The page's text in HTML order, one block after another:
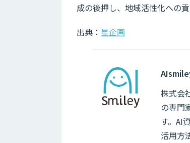
成の後押し、地域活性化への貢
出典： 星企画
株式会
の専門
す。AI
活用方